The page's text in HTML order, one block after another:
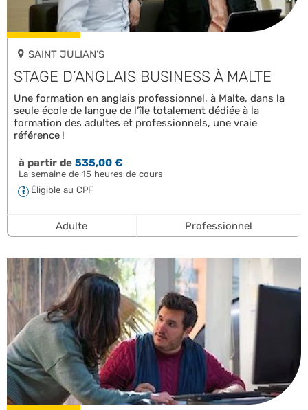
SAINT JULIAN’S
STAGE D’ANGLAIS BUSINESS À MALTE
Une formation en anglais professionnel, à Malte, dans la
seule école de langue de l’île totalement dédiée à la
formation des adultes et professionnels, une vraie
référence !
à partir de535,00 €
La semaine de 15 heures de cours
Éligible au CPF
Adulte Professionnel